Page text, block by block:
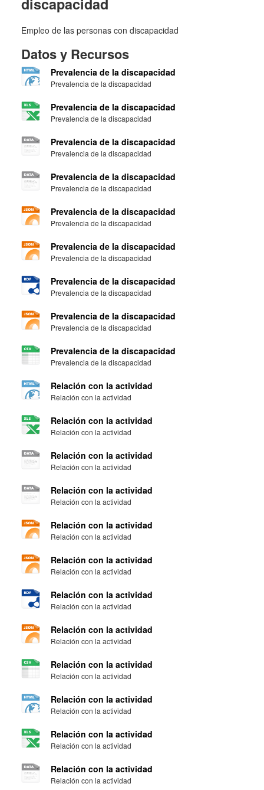
discapacidad
Empleo de las personas con discapacidad
Datos y Recursos
Prevalencia de la discapacidad
Prevalencia de la discapacidad
Prevalencia de la discapacidad
Prevalencia de la discapacidad
Prevalencia de la discapacidad
Prevalencia de la discapacidad
Prevalencia de la discapacidad
Prevalencia de la discapacidad
Prevalencia de la discapacidad
Prevalencia de la discapacidad
Prevalencia de la discapacidad
Prevalencia de la discapacidad
Prevalencia de la discapacidad
Prevalencia de la discapacidad
Prevalencia de la discapacidad
Prevalencia de la discapacidad
Prevalencia de la discapacidad
Prevalencia de la discapacidad
Relación con la actividad
Relación con la actividad
Relación con la actividad
Relación con la actividad
Relación con la actividad
Relación con la actividad
Relación con la actividad
Relación con la actividad
Relación con la actividad
Relación con la actividad
Relación con la actividad
Relación con la actividad
Relación con la actividad
Relación con la actividad
Relación con la actividad
Relación con la actividad
Relación con la actividad
Relación con la actividad
Relación con la actividad
Relación con la actividad
Relación con la actividad
Relación con la actividad
Relación con la actividad
Relación con la actividad